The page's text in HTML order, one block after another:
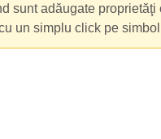
sunt adăugate
un simplu click pe